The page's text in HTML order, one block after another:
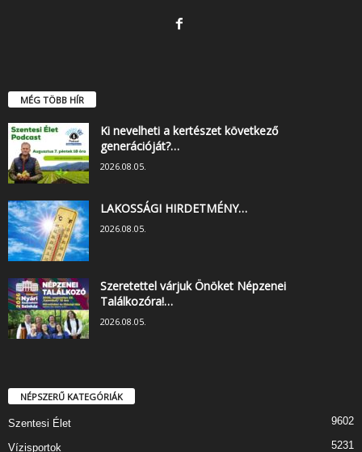
MÉG TÖBB HÍR
Ki nevelheti a kertészet következő
generációját?…
2026.08.05.
LAKOSSÁGI HIRDETMÉNY…
2026.08.05.
Szeretettel várjuk Önöket Népzenei
Találkozóra!…
2026.08.05.
NÉPSZERŰ KATEGÓRIÁK
Szentesi Élet 9602
Vízisportok 5231